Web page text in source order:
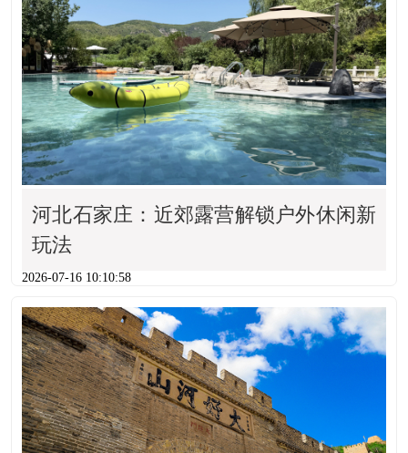
河北石家庄：近郊露营解锁户外休闲新
玩法
2026-07-16 10:10:58